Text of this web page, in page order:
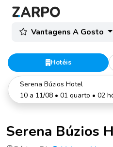
Vantagens A Gosto
Hotéis
Serena Búzios Hotel
10 a 11/08 • 01 quarto • 02
Serena Búzios